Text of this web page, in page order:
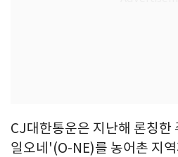
CJ대한통운은 지난해 론칭한
일오네'(O-NE)를 농어촌 지